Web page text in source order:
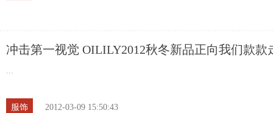
冲击第一视觉 OILILY2012秋冬新品正向我们款款
...
服饰 2012-03-09 15:50:43